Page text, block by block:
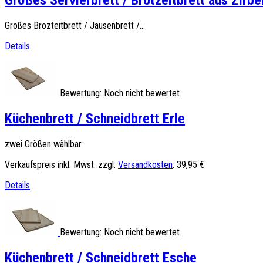
Großes Brozteitbrett / Jausenbrett /...
Details
Bewertung: Noch nicht bewertet
Küchenbrett / Schneidbrett Erle
zwei Größen wählbar
Verkaufspreis inkl. Mwst. zzgl. Versandkosten: 39,95 €
Details
Bewertung: Noch nicht bewertet
Küchenbrett / Schneidbrett Esche